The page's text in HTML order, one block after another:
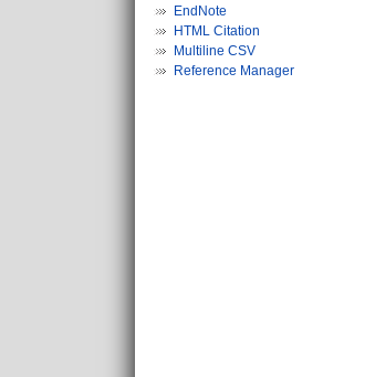
EndNote
HTML Citation
Multiline CSV
Reference Manager